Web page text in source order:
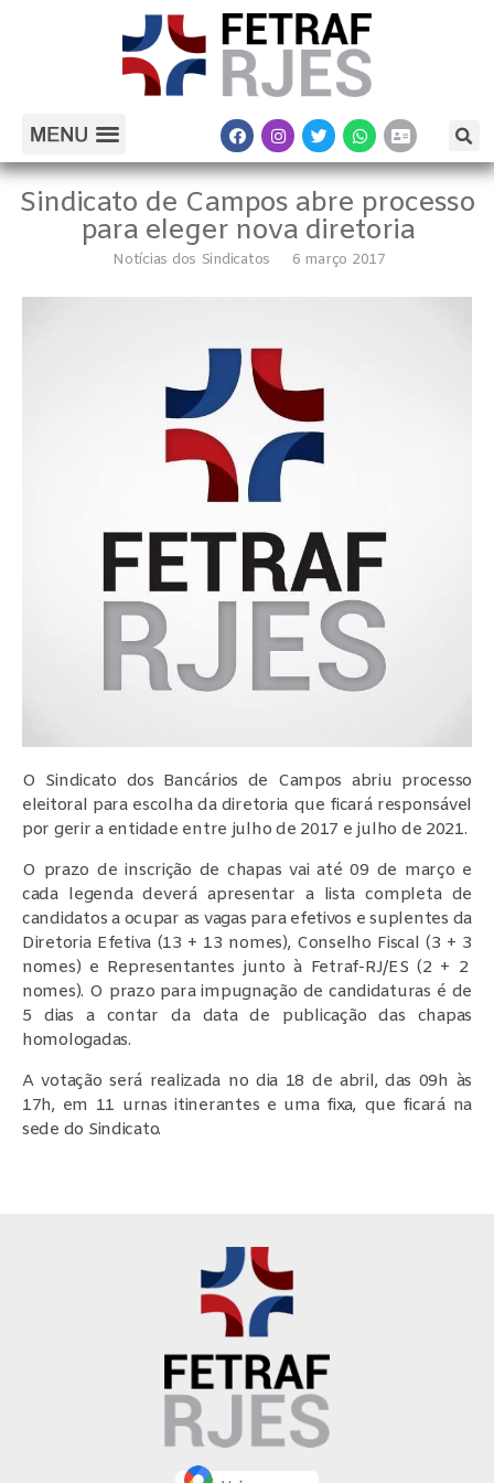
Sindicato de Campos abre processo
para eleger nova diretoria
Notícias dos Sindicatos 6 março 2017
O Sindicato dos Bancários de Campos abriu processo
eleitoral para escolha da diretoria que ficará responsável
por gerir a entidade entre julho de 2017 e julho de 2021.
O prazo de inscrição de chapas vai até 09 de março e
cada legenda deverá apresentar a lista completa de
candidatos a ocupar as vagas para efetivos e suplentes da
Diretoria Efetiva (13 + 13 nomes), Conselho Fiscal (3 + 3
nomes) e Representantes junto à Fetraf-RJ/ES (2 + 2
nomes). O prazo para impugnação de candidaturas é de
5 dias a contar da data de publicação das chapas
homologadas.
A votação será realizada no dia 18 de abril, das 09h às
17h, em 11 urnas itinerantes e uma fixa, que ficará na
sede do Sindicato.